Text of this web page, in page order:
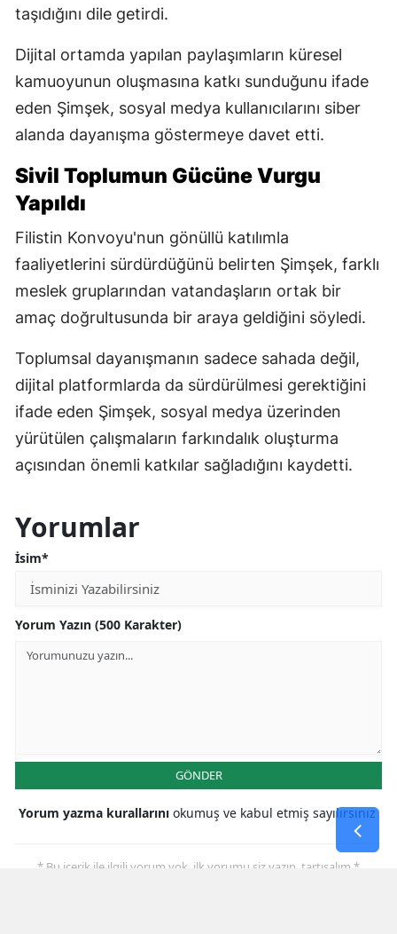
taşıdığını dile getirdi.
Dijital ortamda yapılan paylaşımların küresel
kamuoyunun oluşmasına katkı sunduğunu ifade
eden Şimşek, sosyal medya kullanıcılarını siber
alanda dayanışma göstermeye davet etti.
Sivil Toplumun Gücüne Vurgu
Yapıldı
Filistin Konvoyu'nun gönüllü katılımla
faaliyetlerini sürdürdüğünü belirten Şimşek, farklı
meslek gruplarından vatandaşların ortak bir
amaç doğrultusunda bir araya geldiğini söyledi.
Toplumsal dayanışmanın sadece sahada değil,
dijital platformlarda da sürdürülmesi gerektiğini
ifade eden Şimşek, sosyal medya üzerinden
yürütülen çalışmaların farkındalık oluşturma
açısından önemli katkılar sağladığını kaydetti.
Yorumlar
İsim*
Yorum Yazın (500 Karakter)
GÖNDER
Yorum yazma kurallarını okumuş ve kabul etmiş sayılırsınız
* Bu içerik ile ilgili yorum yok, ilk yorumu siz yazın, tartışalım *